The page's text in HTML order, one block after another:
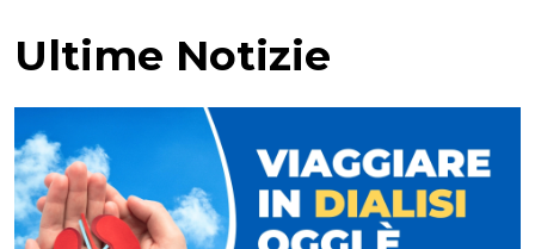
Ultime Notizie